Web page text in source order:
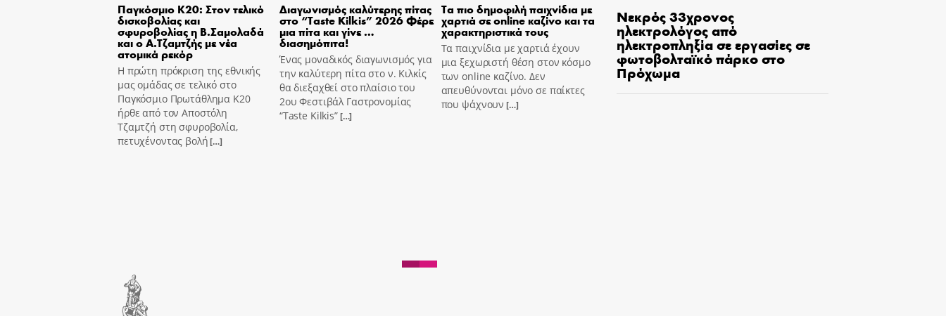
Παγκόσμιο Κ20: Στον τελικό
δισκοβολίας και
σφυροβολίας η Β.Σαμολαδά
και ο Α.Τζαμτζής με νέα
ατομικά ρεκόρ
Η πρώτη πρόκριση της εθνικής
μας ομάδας σε τελικό στο
Παγκόσμιο Πρωτάθλημα Κ20
ήρθε από τον Αποστόλη
Τζαμτζή στη σφυροβολία,
πετυχένοντας βολή[…]
Διαγωνισμός καλύτερης πίτας
στο “Taste Kilkis” 2026 Φέρε
μια πίτα και γίνε …
διασημόπιτα!
Ένας μοναδικός διαγωνισμός για
την καλύτερη πίτα στο ν. Κιλκίς
θα διεξαχθεί στο πλαίσιο του
2ου Φεστιβάλ Γαστρονομίας
“Taste Kilkis”[…]
Τα πιο δημοφιλή παιχνίδια με
χαρτιά σε online καζίνο και τα
χαρακτηριστικά τους
Τα παιχνίδια με χαρτιά έχουν
μια ξεχωριστή θέση στον κόσμο
των online καζίνο. Δεν
απευθύνονται μόνο σε παίκτες
που ψάχνουν […]
Νεκρός 33χρονος
ηλεκτρολόγος από
ηλεκτροπληξία σε εργασίες σε
φωτοβολταϊκό πάρκο στο
Πρόχωμα